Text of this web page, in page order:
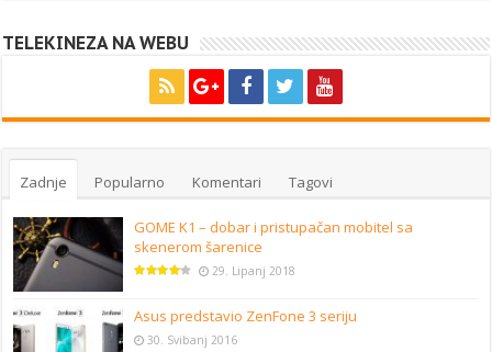
TELEKINEZA NA WEBU
Zadnje Popularno Komentari Tagovi
GOME K1 – dobar i pristupačan mobitel sa
skenerom šarenice
29. Lipanj 2018
Asus predstavio ZenFone 3 seriju
30. Svibanj 2016